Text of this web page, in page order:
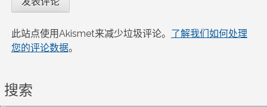
此站点使用Akismet来减少垃圾评论。 了解我们如何处理
您的评论数据。
搜索